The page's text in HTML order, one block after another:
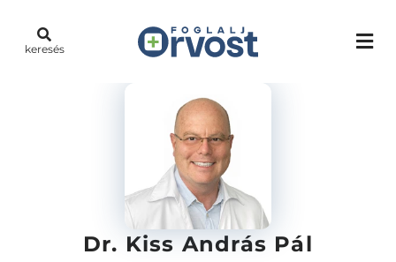
keresés
Dr. Kiss András Pál